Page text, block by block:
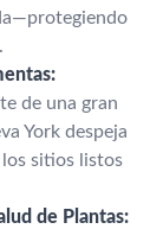
de una gran
York despeja
sitios listos
de Plantas: